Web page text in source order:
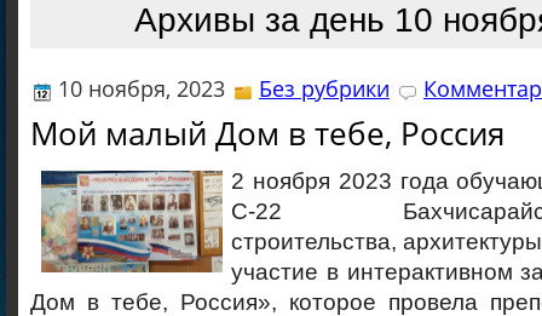
Архивы за день 10
10 ноября, 2023 Без рубрики
Мой малый Дом в тебе, Россия
2 ноября 2023 года
С-22
строительства,
участие в интерактивном
Дом в тебе, Россия», которое провела